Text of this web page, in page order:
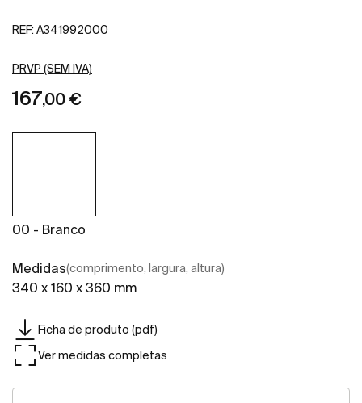
REF: A341992000
PRVP (SEM IVA)
167,00 €
00 - Branco
Medidas(comprimento, largura, altura)
340 x 160 x 360 mm
Ficha de produto (pdf)
Ver medidas completas